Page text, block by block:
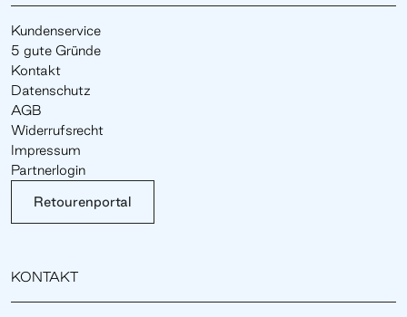
Kundenservice
5 gute Gründe
Kontakt
Datenschutz
AGB
Widerrufsrecht
Impressum
Partnerlogin
Retourenportal
KONTAKT